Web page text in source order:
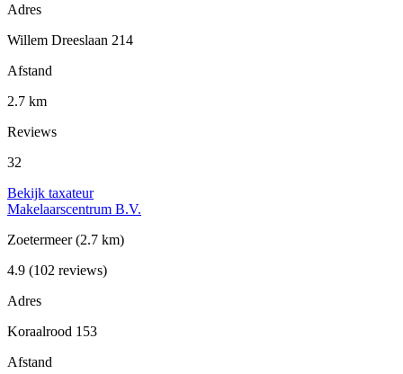
Adres
Willem Dreeslaan 214
Afstand
2.7 km
Reviews
32
Bekijk taxateur
Makelaarscentrum B.V.
Zoetermeer(2.7 km)
4.9 (102 reviews)
Adres
Koraalrood 153
Afstand